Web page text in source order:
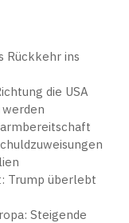
Rückkehr ins
die USA
Trump überlebt
Steigende